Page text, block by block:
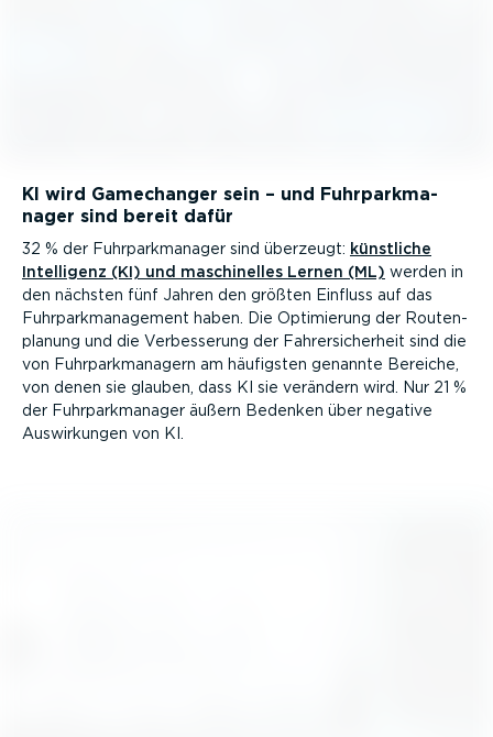
KI wird Gamechanger sein – und Fuhrpark­ma­
nager sind bereit dafür
32 % der Fuhrpark­ma­nager sind überzeugt: künstliche
Intelligenz (KI) und maschi­nelles Lernen (ML) werden in
den nächsten fünf Jahren den größten Einfluss auf das
Fuhrpark­ma­nagement haben. Die Optimierung der Routen­
planung und die Verbes­serung der Fahrer­si­cherheit sind die
von Fuhrpark­ma­nagern am häufigsten genannte Bereiche,
von denen sie glauben, dass KI sie verändern wird. Nur 21 %
der Fuhrpark­ma­nager äußern Bedenken über negative
Auswir­kungen von KI.